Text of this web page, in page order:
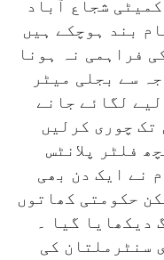
شجاع آباد
بند ہوچکے ہیں
فراہمی نہ ہونا
سے بجلی میٹر
لگائے جانے
تک چوری کرلیں
فلٹر پلانٹس
نے ایک دن بھی
حکومتی کھاتوں
دیکھایا گیا ۔
سنٹرملتان کی